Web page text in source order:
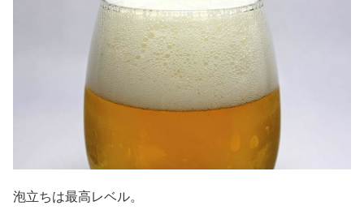
泡立ちは最高レベル。